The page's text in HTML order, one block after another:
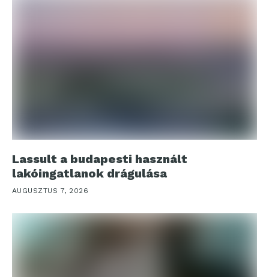
Lassult a budapesti használt
lakóingatlanok drágulása
AUGUSZTUS 7, 2026